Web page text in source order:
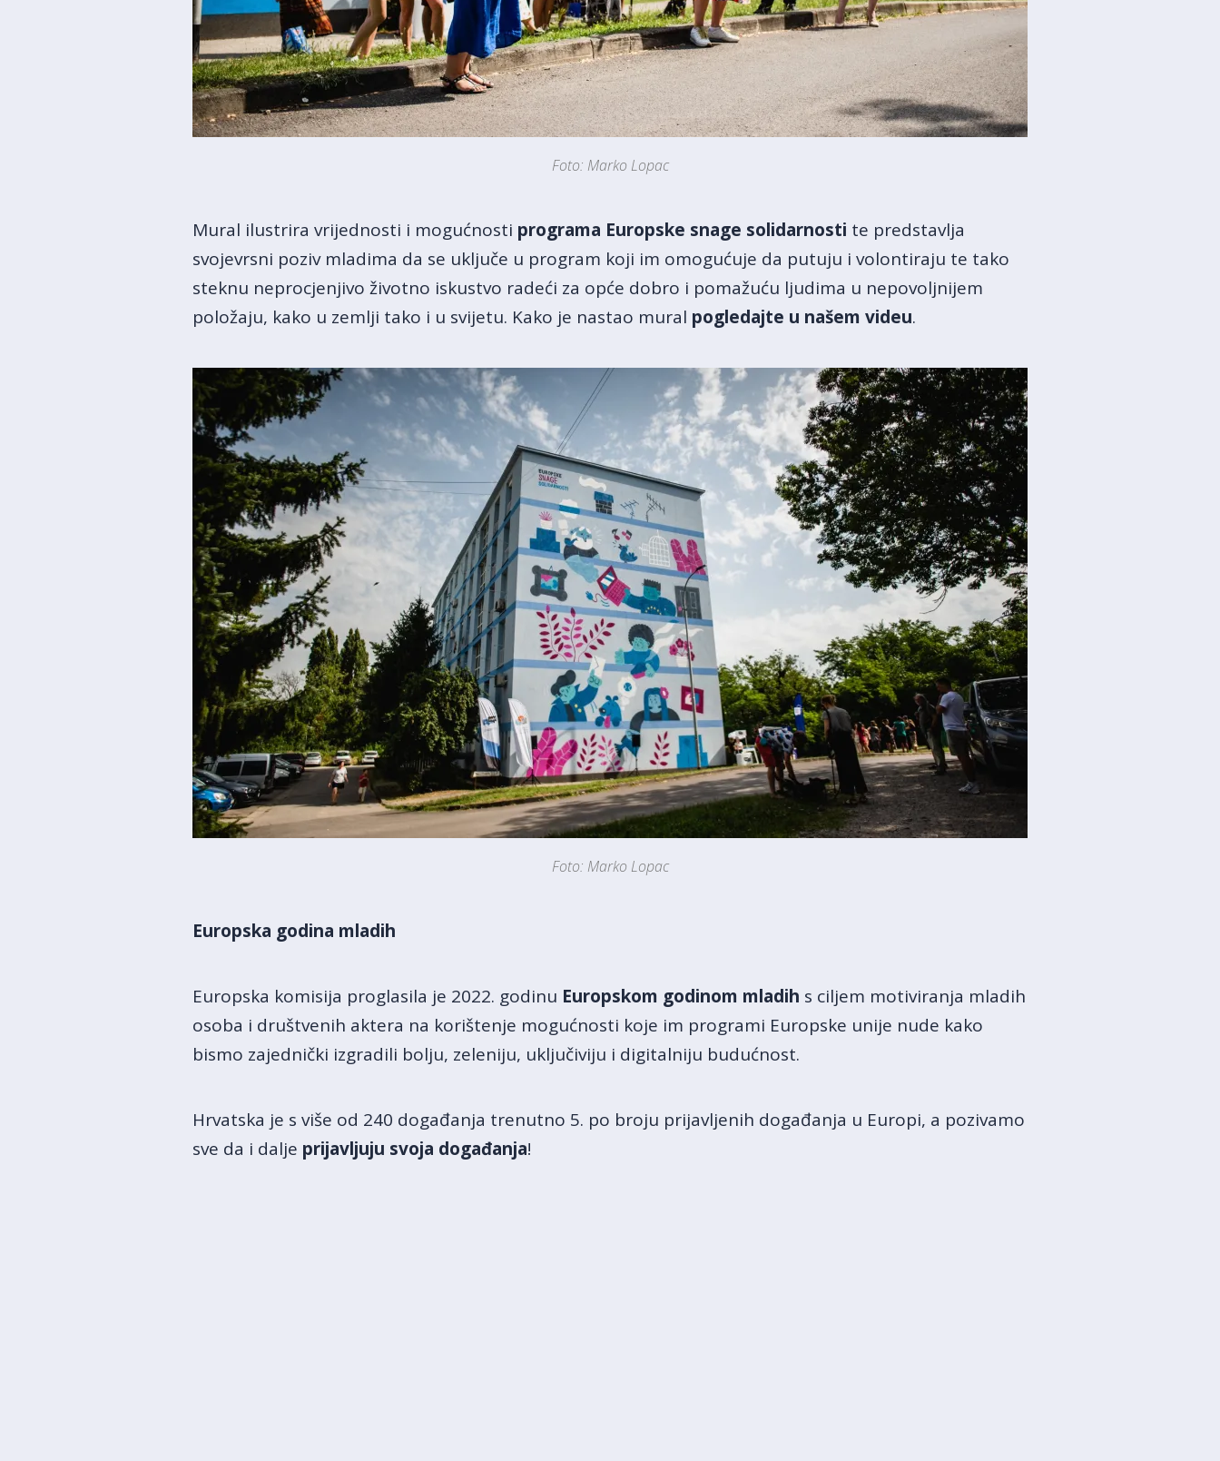
Foto: Marko Lopac
Mural ilustrira vrijednosti i mogućnosti programa Europske snage solidarnosti te predstavlja
svojevrsni poziv mladima da se uključe u program koji im omogućuje da putuju i volontiraju te tako
steknu neprocjenjivo životno iskustvo radeći za opće dobro i pomažuću ljudima u nepovoljnijem
položaju, kako u zemlji tako i u svijetu. Kako je nastao mural pogledajte u našem videu.
Foto: Marko Lopac
Europska godina mladih
Europska komisija proglasila je 2022. godinu Europskom godinom mladih s ciljem motiviranja mladih
osoba i društvenih aktera na korištenje mogućnosti koje im programi Europske unije nude kako
bismo zajednički izgradili bolju, zeleniju, uključiviju i digitalniju budućnost.
Hrvatska je s više od 240 događanja trenutno 5. po broju prijavljenih događanja u Europi, a pozivamo
sve da i dalje prijavljuju svoja događanja!